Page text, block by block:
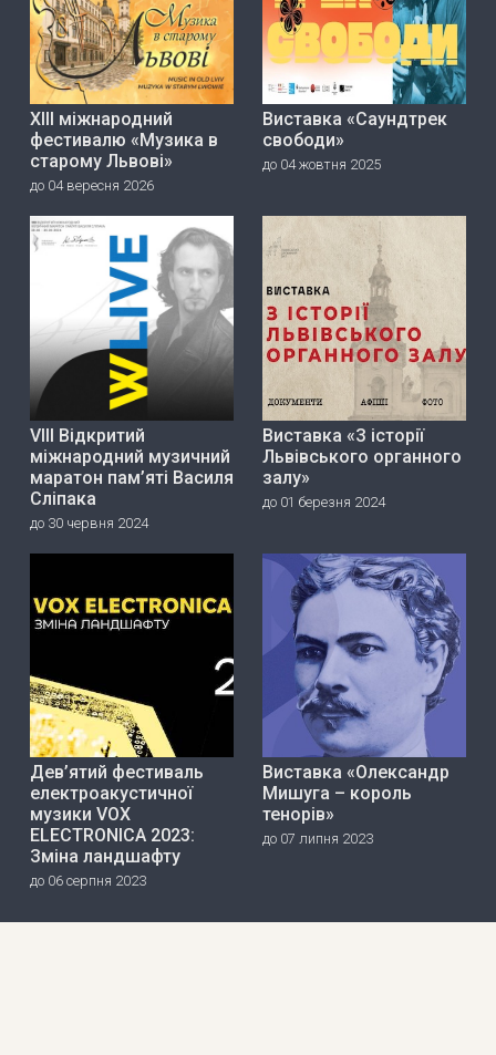
ХІІІ міжнародний
фестивалю «Музика в
старому Львові»
до 04 вересня 2026
Виставка «Саундтрек
свободи»
до 04 жовтня 2025
VIII Відкритий
міжнародний музичний
маратон пам’яті Василя
Сліпака
до 30 червня 2024
Виставка «З історії
Львівського органного
залу»
до 01 березня 2024
Дев’ятий фестиваль
електроакустичної
музики VOX
ELECTRONICA 2023:
Зміна ландшафту
до 06 серпня 2023
Виставка «Олександр
Мишуга – король
тенорів»
до 07 липня 2023